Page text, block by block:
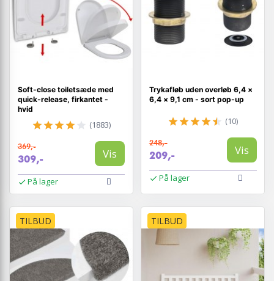
Soft-close toiletsæde med
quick-release, firkantet -
hvid
(1883)
369,-
309,- Vis
På lager
Trykafløb uden overløb 6,4 ×
6,4 × 9,1 cm - sort pop-up
(10)
248,-
209,- Vis
På lager
TILBUD TILBUD